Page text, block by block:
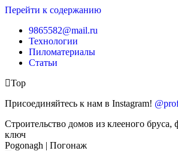
Перейти к содержанию
9865582@mail.ru
Технологии
Пиломатериалы
Статьи
Top
Присоединяйтесь к нам в Instagram!
Строительство домов из клееного бруса,
ключ
Pogonagh | Погонаж